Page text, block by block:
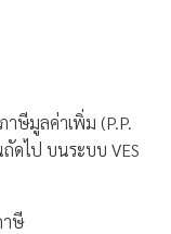
ษีมูลค่าเพิ่ม (P.P.
ดไป บนระบบ VES
าษี